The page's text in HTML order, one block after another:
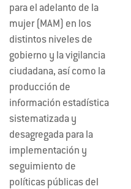
para el adelanto de la
mujer (MAM) en los
distintos niveles de
gobierno y la vigilancia
ciudadana, así como la
producción de
información estadística
sistematizada y
desagregada para la
implementación y
seguimiento de
políticas públicas del